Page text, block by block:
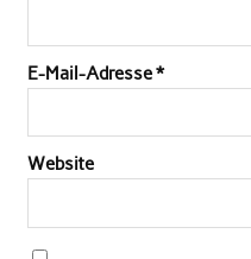
E-Mail-Adresse*
Website